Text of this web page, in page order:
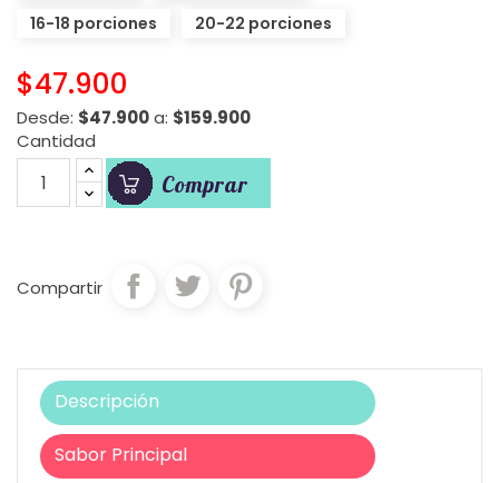
16-18 porciones
20-22 porciones
$47.900
Desde: $47.900a: $159.900
Cantidad
Comprar
Compartir
Descripción
Sabor Principal